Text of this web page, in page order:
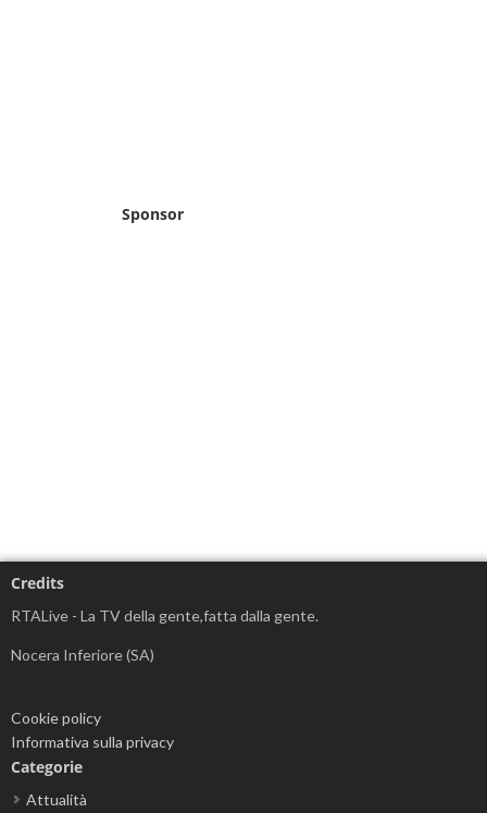
Sponsor
Credits
RTALive - La TV della gente,fatta dalla gente.
Nocera Inferiore (SA)
Cookie policy
Informativa sulla privacy
Categorie
Attualità